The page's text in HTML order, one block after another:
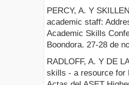
PERCY, A. Y
academic staff:
Academic Skills
Boondora. 27-28 de
RADLOFF, A. Y DE
skills - a resource for